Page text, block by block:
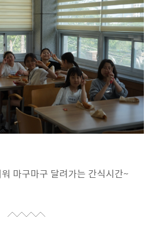
마구마구 달려가는 간식시간~